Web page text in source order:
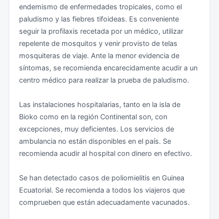
su caso, por la policía regional de Bata.
Esta autorización es necesaria, en todo caso, para
viajar a las islas de Corisco y Annobón. Si se viaja a
Corisco en algún tipo de embarcación desde Kogo,
debe presentarse la autorización ante las autoridades
policiales de esta localidad antes de embarcar. No se
momentos a la Isla de Annobon.
Se han producido ataques de piratas armados en
aguas ecuatoguineanas a diversos tipos de
embarcaciones, incluida una embarcación de
permanecer alerta y se recuerda que está prohibida la
navegación de recreo en las aguas de la isla de Bioko.
la pág ina w eb y tiene un coste de 105 euros para
visados inferiores a 90 días.
Se subraya la aprobación, en diciembre de 2019, del
Decreto Nº 49/2019, por el que se regula el visado de
estancia en Guinea Ecuatorial, creando cuatro
modalidades del mismo: de Turismo, de Negocios,
Reuniones y Seminarios.
Superación de plazo de validez del visado: En la
práctica es posible extender la validez del visado de
forma oficial una vez en Guinea Ecuatorial dirigiéndose
puede ser lento y tedioso. En caso de sobrepasar el
período de duración del visado, deberá someterse al
pago de una multa en el momento de abandonar el
endemismo de enfermedades tropicales, como el
paludismo y las fiebres tifoideas. Es conveniente
seguir la profilaxis recetada por un médico, utilizar
repelente de mosquitos y venir provisto de telas
mosquiteras de viaje. Ante la menor evidencia de
síntomas, se recomienda encarecidamente acudir a un
centro médico para realizar la prueba de paludismo.
Las instalaciones hospitalarias, tanto en la isla de
Bioko como en la región Continental son, con
excepciones, muy deficientes. Los servicios de
ambulancia no están disponibles en el país. Se
recomienda acudir al hospital con dinero en efectivo.
Se han detectado casos de poliomielitis en Guinea
Ecuatorial. Se recomienda a todos los viajeros que
comprueben que están adecuadamente vacunados.